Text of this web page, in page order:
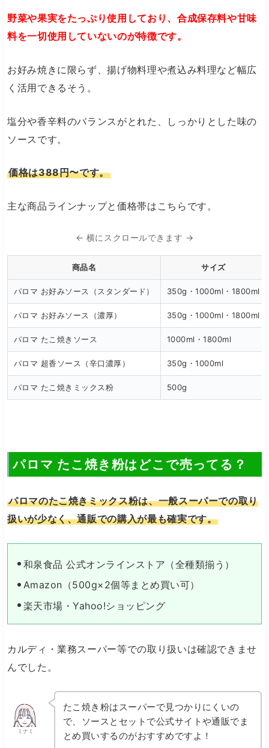
野菜や果実をたっぷり使用しており、合成保存料や甘味
料を一切使用していないのが特徴です。
お好み焼きに限らず、揚げ物料理や煮込み料理など幅広
く活用できるそう。
塩分や香辛料のバランスがとれた、しっかりとした味の
ソースです。
価格は388円〜です。
主な商品ラインナップと価格帯はこちらです。
← 横にスクロールできます →
商品名 サイズ
パロマ お好みソース（スタンダード） 350g・1000ml・1800ml
パロマ お好みソース（濃厚） 350g・1000ml・1800ml
パロマ たこ焼きソース 1000ml・1800ml
パロマ 超香ソース（辛口濃厚） 350g・1000ml
パロマ たこ焼きミックス粉 500g
パロマ たこ焼き粉はどこで売ってる？
パロマのたこ焼きミックス粉は、一般スーパーでの取り
扱いが少なく、通販での購入が最も確実です。
和泉食品 公式オンラインストア（全種類揃う）
Amazon（500g×2個等まとめ買い可）
楽天市場・Yahoo!ショッピング
カルディ・業務スーパー等での取り扱いは確認できませ
んでした。
ミナミ
たこ焼き粉はスーパーで見つかりにくいの
で、ソースとセットで公式サイトや通販でま
とめ買いするのがおすすめですよ！